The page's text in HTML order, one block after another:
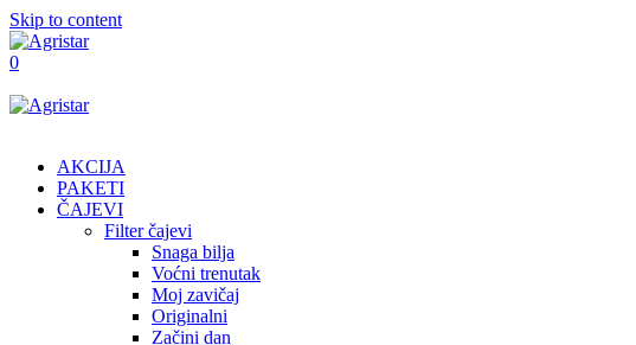
Skip to content
0
AKCIJA
PAKETI
ČAJEVI
Filter čajevi
Snaga bilja
Voćni trenutak
Moj zavičaj
Originalni
Začini dan